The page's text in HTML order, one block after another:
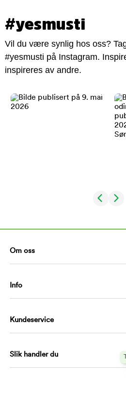
#yesmusti
Vil du være synlig hos oss?
#yesmusti på Instagram.
inspireres av andre.
Om oss
Info
Kundeservice
Slik handler du